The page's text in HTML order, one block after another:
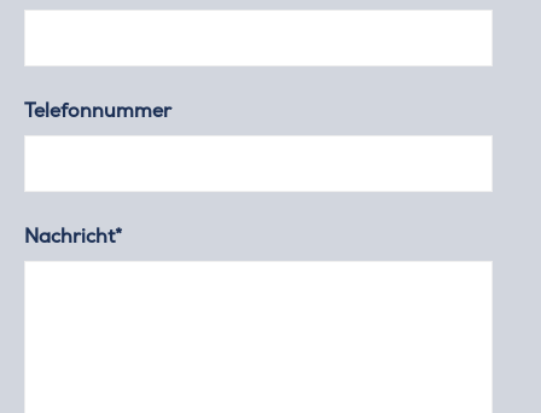
Telefonnummer
Nachricht*